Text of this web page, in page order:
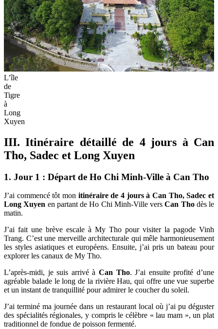
L’île
de
Tigre
à
Long
Xuyen
III. Itinéraire détaillé de 4 jours à Can
Tho, Sadec et Long Xuyen
1. Jour 1 : Départ de Ho Chi Minh-Ville à Can Tho
J’ai commencé tôt mon itinéraire de 4 jours à Can Tho, Sadec et
Long Xuyen en partant de Ho Chi Minh-Ville versCan Thodès le
matin.
J’ai fait une brève escale à My Tho pour visiter la pagode Vinh
Trang. C’est une merveille architecturale qui mêle harmonieusement
les styles asiatiques et européens. Ensuite, j’ai pris un bateau pour
explorer les canaux de My Tho.
L’après-midi, je suis arrivé à Can Tho. J’ai ensuite profité d’une
agréable balade le long de la rivière Hau, qui offre une vue superbe
et un instant de tranquillité pour admirer le coucher du soleil.
J’ai terminé ma journée dans un restaurant local où j’ai pu déguster
des spécialités régionales, y compris le célèbre « lau mam », un plat
traditionnel de fondue de poisson fermenté.